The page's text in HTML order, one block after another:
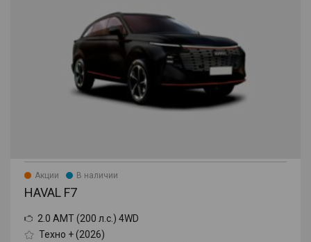
Акции В наличии
HAVAL F7
2.0 AMT (200 л.с.) 4WD
Техно + (2026)